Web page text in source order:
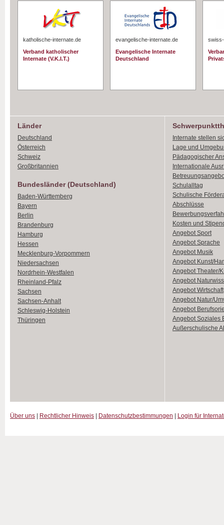
katholische-internate.de
Verband katholischer
Internate (V.K.I.T.)
evangelische-internate.de
Evangelische Internate
Deutschland
Länder
Deutschland
Österreich
Schweiz
Großbritannien
Bundesländer (Deutschland)
Baden-Württemberg
Bayern
Berlin
Brandenburg
Hamburg
Hessen
Mecklenburg-Vorpommern
Niedersachsen
Nordrhein-Westfalen
Rheinland-Pfalz
Sachsen
Sachsen-Anhalt
Schleswig-Holstein
Thüringen
Internate stellen
Lage und
Pädagogischer
Internationale
Schulalltag
Schulische
Abschlüsse
Kosten und
Angebot Sport
Angebot Sprache
Angebot Musik
Angebot Kunst/
Angebot Theater/
Angebot
Angebot Wirtschaft
Angebot Natur/
Angebot
Angebot Soziales
Außerschulische
Über uns Rechtlicher Hinweis Datenschutzbestimmungen Login für